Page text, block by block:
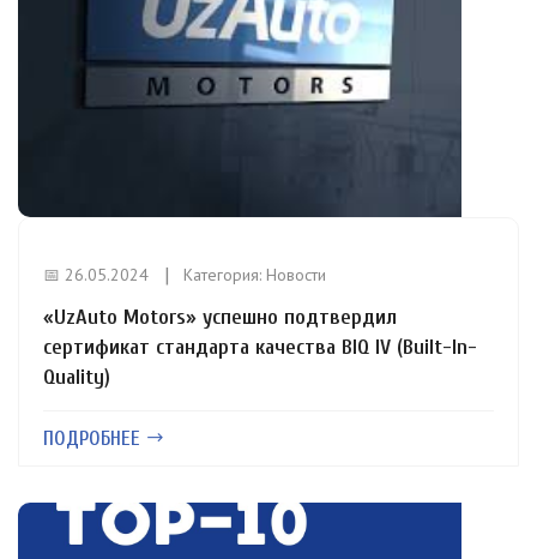
📅 26.05.2024 Категория: Новости
«UzAuto Motors» успешно подтвердил
сертификат стандарта качества BIQ IV (Built-In-
Quality)
ПОДРОБНЕЕ